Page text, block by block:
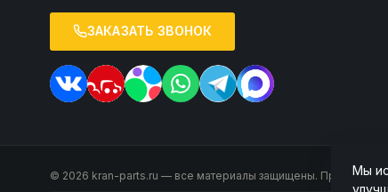
ЗАКАЗАТЬ ЗВОНОК
© 2026 kran-parts.ru — все материалы защищены. При
Мы